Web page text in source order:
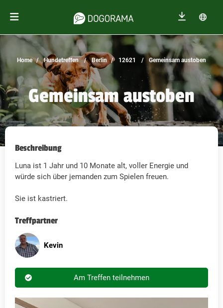
Home Hundetreffen Berlin 12621 Gemeinsam austoben
Gemeinsam austoben
Beschreibung
Luna ist 1 Jahr und 10 Monate alt, voller Energie und
würde sich über jemanden zum Spielen freuen.
Sie ist kastriert.
Treffpartner
Kevin
Am Treffen teilnehmen